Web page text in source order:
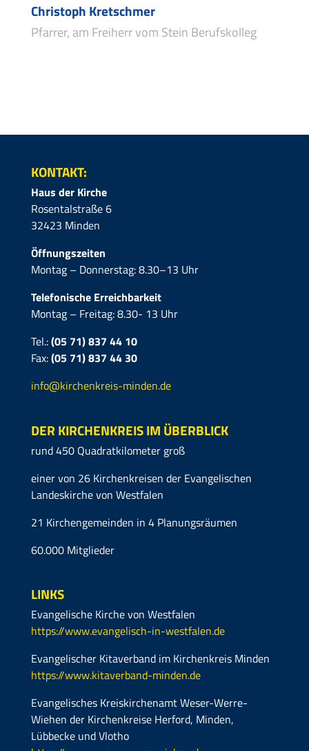
Christoph Kretschmer
Pfarrer, am Freiherr vom Stein Berufskolleg
KONTAKT:
Haus der Kirche
Rosentalstraße 6
32423 Minden
Öffnungszeiten
Montag – Donnerstag: 8.30–13 Uhr
Telefonische Erreichbarkeit
Montag – Freitag: 8.30- 13 Uhr
Tel.:(05 71) 837 44 10
Fax:(05 71)837 44 30
info@kirchenkreis-minden.de
DER KIRCHENKREIS IM ÜBERBLICK
rund 450 Quadratkilometer groß
einer von 26 Kirchenkreisen der Evangelischen
Landeskirche von Westfalen
21 Kirchengemeinden in 4 Planungsräumen
60.000 Mitglieder
LINKS
Evangelische Kirche von Westfalen
https://www.evangelisch-in-westfalen.de
Evangelischer Kitaverband im Kirchenkreis Minden
https://www.kitaverband-minden.de
Evangelisches Kreiskirchenamt Weser-Werre-
Wiehen der Kirchenkreise Herford, Minden,
Lübbecke und Vlotho